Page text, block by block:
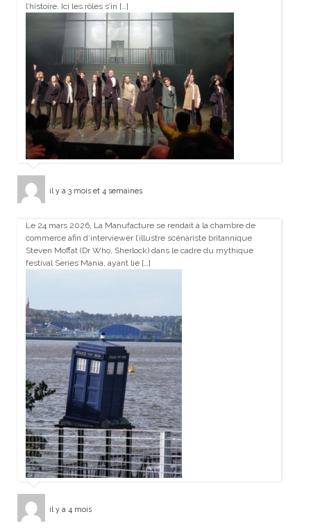
l’histoire. Ici les rôles s’in […]
il y a 3 mois et 4 semaines
Le 24 mars 2026, La Manufacture se rendait à la chambre de
commerce afin d’interviewer l’illustre scénariste britannique
Steven Moffat (Dr Who, Sherlock) dans le cadre du mythique
festival Series Mania, ayant lie […]
il y a 4 mois